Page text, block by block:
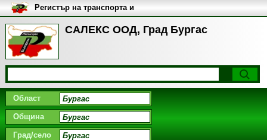
САЛЕКС ООД, Град Бургас
Регистър на транспорта и
транспортните фирми в
България
Област
Община
Град/село